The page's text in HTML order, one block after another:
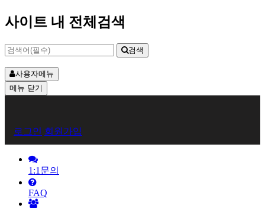
사이트 내 전체검색
검색
사용자메뉴
메뉴 닫기
원
로
그
인
로그인 회원가입
1:1문의
FAQ